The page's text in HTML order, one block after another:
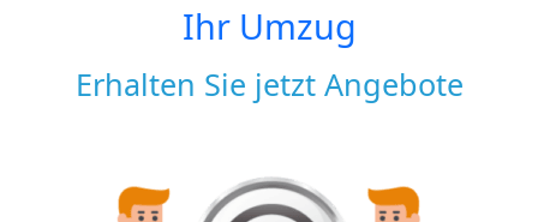
Ihr Umzug
Erhalten Sie jetzt Angebote